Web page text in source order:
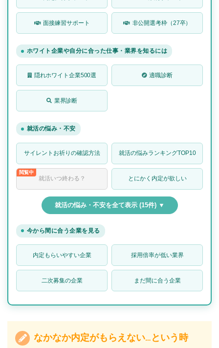
面接練習サポート 非公開選考枠（27卒）
ホワイト企業や自分に合った仕事・業界を知るには
隠れホワイト企業500選 適職診断
業界診断
就活の悩み・不安
サイレントお祈りの確認方法 就活の悩みランキングTOP10
就活いつ終わる？ とにかく内定が欲しい
就活の悩み・不安を全て表示 (15件) ▼
今から間に合う企業を見る
内定もらいやすい企業 採用倍率が低い業界
二次募集の企業 まだ間に合う企業
なかなか内定がもらえない…という時